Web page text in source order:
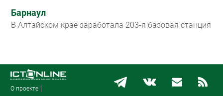
Барнаул
В Алтайском крае заработала 203-я базовая станция
О проекте